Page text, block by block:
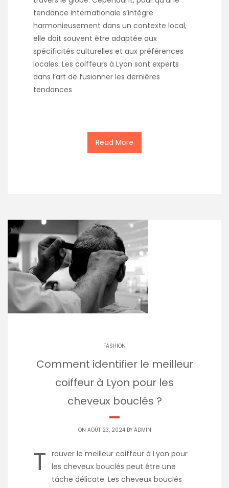
tendance internationale s’intègre
harmonieusement dans un contexte local,
elle doit souvent être adaptée aux
spécificités culturelles et aux préférences
locales. Les coiffeurs à Lyon sont experts
dans l’art de fusionner les dernières
tendances
Read More
FASHION
Comment identifier le meilleur
coiffeur à Lyon pour les
cheveux bouclés ?
ON AOÛT 23, 2024 BY ADMIN
T rouver le meilleur coiffeur à Lyon pour
les cheveux bouclés peut être une
tâche délicate. Les cheveux bouclés